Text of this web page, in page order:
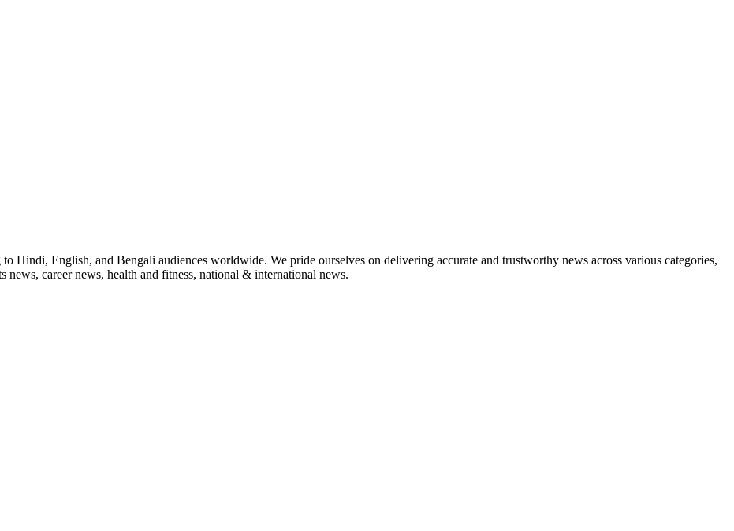
Hindi, English, and Bengali audiences worldwide. We pride ourselves on delivering accurate and trustworthy news across various categories,
news, career news, health and fitness, national & international news.